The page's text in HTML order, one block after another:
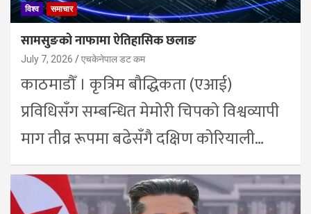
विश्व समाचार
सामसुङको नाफामा ऐतिहासिक छलाङ
July 7, 2026 एचकेनेपाल डट कम
काठमाडौँ । कृत्रिम बौद्धिकता (एआई)
प्रविधिसँग सम्बन्धित मेमोरी चिपको विश्वव्यापी
माग तीव्र रूपमा बढेसँगै दक्षिण कोरियाली…